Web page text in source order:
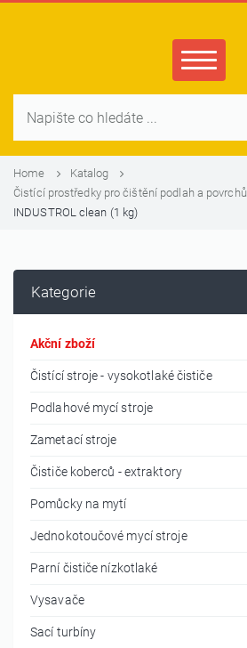
Home
Katalog
Čistící prostředky pro čištění podlah a povrchů
INDUSTROL clean (1 kg)
Kategorie
Akční zboží
Čistící stroje - vysokotlaké čističe
Podlahové mycí stroje
Zametací stroje
Čističe koberců - extraktory
Pomůcky na mytí
Jednokotoučové mycí stroje
Parní čističe nízkotlaké
Vysavače
Sací turbíny